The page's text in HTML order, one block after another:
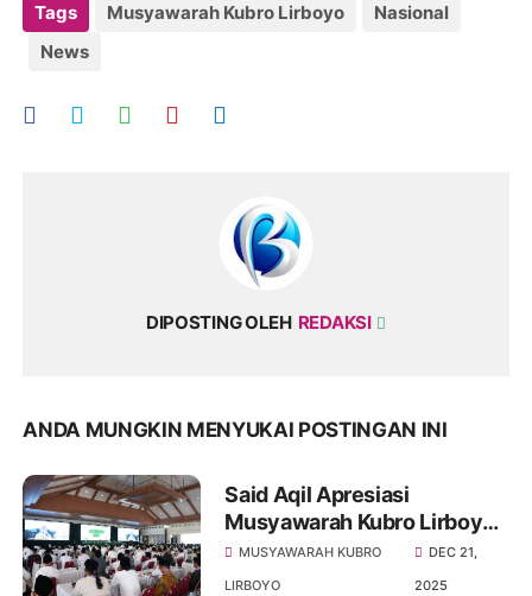
Tags Musyawarah Kubro Lirboyo
Nasional
News
DIPOSTING OLEH REDAKSI
ANDA MUNGKIN MENYUKAI POSTINGAN INI
Said Aqil Apresiasi
Musyawarah Kubro Lirboyo,
Tegaskan Demi Kepentingan
NU
MUSYAWARAH KUBRO
LIRBOYO
DEC 21,
2025